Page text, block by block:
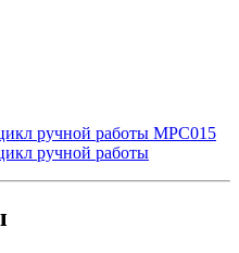
ручной работы МРС015
ручной работы